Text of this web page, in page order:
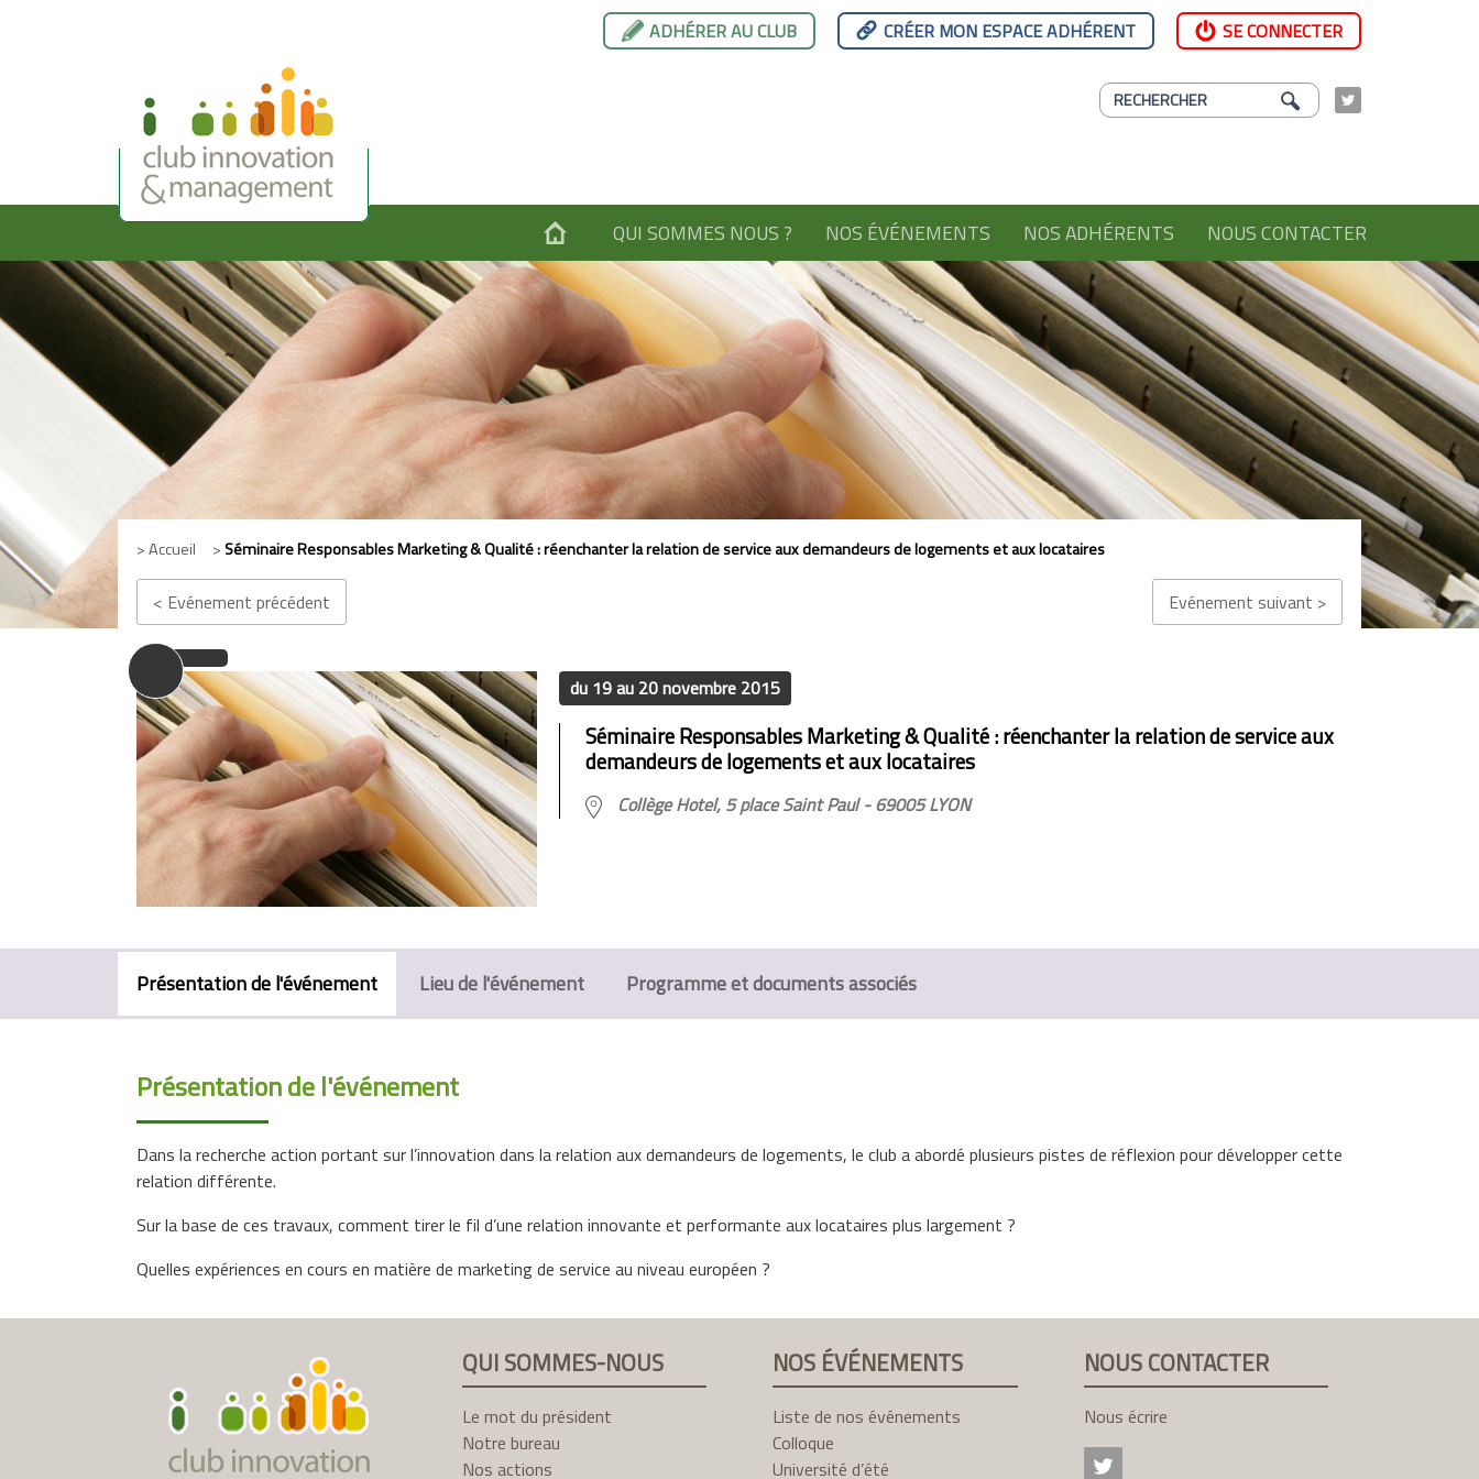
ADHÉRER AU CLUB CRÉER MON ESPACE ADHÉRENT SE CONNECTER
QUI SOMMES NOUS ? NOS ÉVÉNEMENTS NOS ADHÉRENTS NOUS CONTACTER
> Accueil >Séminaire Responsables Marketing & Qualité : réenchanter la relation de service aux demandeurs de logements et aux locataires
< Evénement précédent Evénement suivant >
du 19 au 20 novembre 2015
Séminaire Responsables Marketing & Qualité : réenchanter la relation de service aux
demandeurs de logements et aux locataires
Collège Hotel, 5 place Saint Paul - 69005 LYON
Présentation de l'événement Lieu de l'événement Programme et documents associés
Présentation de l'événement
Dans la recherche action portant sur l’innovation dans la relation aux demandeurs de logements, le club a abordé plusieurs pistes de réflexion pour développer cette
relation différente.
Sur la base de ces travaux, comment tirer le fil d’une relation innovante et performante aux locataires plus largement ?
Quelles expériences en cours en matière de marketing de service au niveau européen ?
QUI SOMMES-NOUS
Le mot du président
Notre bureau
Nos actions
NOS ÉVÉNEMENTS
Liste de nos événements
Colloque
Université d’été
NOUS CONTACTER
Nous écrire